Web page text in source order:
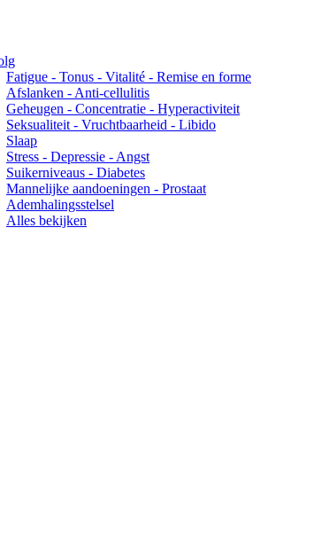
Fatigue - Tonus - Vitalité - Remise en forme
Afslanken - Anti-cellulitis
Geheugen - Concentratie - Hyperactiviteit
Seksualiteit - Vruchtbaarheid - Libido
Slaap
Stress - Depressie - Angst
Suikerniveaus - Diabetes
Mannelijke aandoeningen - Prostaat
Ademhalingsstelsel
Alles bekijken